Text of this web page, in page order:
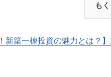
も
新築一棟投資の魅力とは？